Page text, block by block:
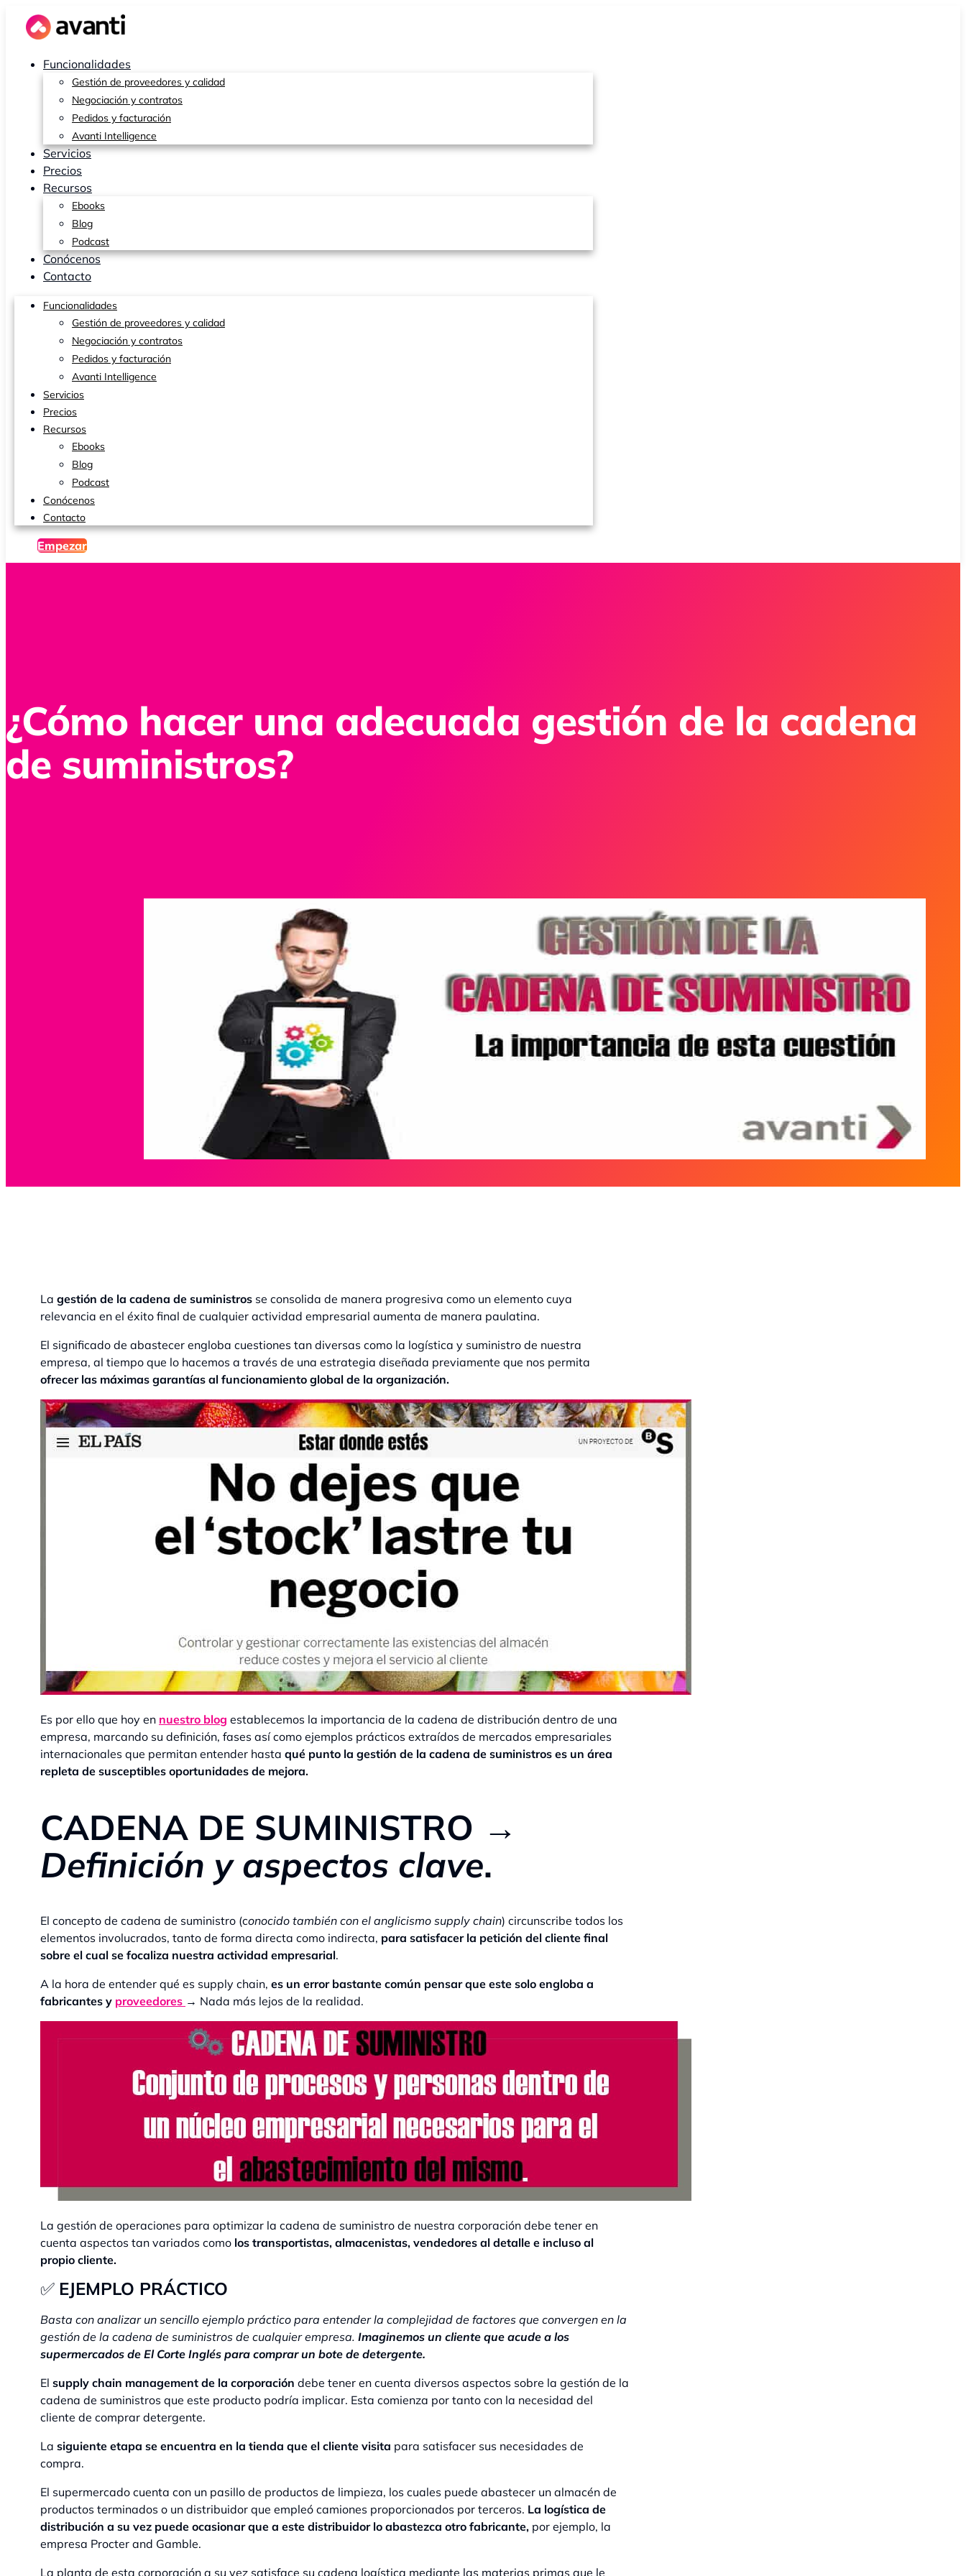
Funcionalidades
Gestión de proveedores y calidad
Negociación y contratos
Pedidos y facturación
Avanti Intelligence
Servicios
Precios
Recursos
Ebooks
Blog
Podcast
Conócenos
Contacto
Funcionalidades
Gestión de proveedores y calidad
Negociación y contratos
Pedidos y facturación
Avanti Intelligence
Servicios
Precios
Recursos
Ebooks
Blog
Podcast
Conócenos
Contacto
Empezar
¿Cómo hacer una adecuada gestión de la cadena
de suministros?
La gestión de la cadena de suministros se consolida de manera progresiva como un elemento cuya
relevancia en el éxito final de cualquier actividad empresarial aumenta de manera paulatina.
El significado de abastecer engloba cuestiones tan diversas como la logística y suministro de nuestra
empresa, al tiempo que lo hacemos a través de una estrategia diseñada previamente que nos permita
ofrecer las máximas garantías al funcionamiento global de la organización.
Es por ello que hoy en nuestro blog establecemos la importancia de la cadena de distribución dentro de una
empresa, marcando su definición, fases así como ejemplos prácticos extraídos de mercados empresariales
internacionales que permitan entender hasta qué punto la gestión de la cadena de suministros es un área
repleta de susceptibles oportunidades de mejora.
CADENA DE SUMINISTRO →
Definición y aspectos clave.
El concepto de cadena de suministro (conocido también con el anglicismo supply chain) circunscribe todos los
elementos involucrados, tanto de forma directa como indirecta, para satisfacer la petición del cliente final
sobre el cual se focaliza nuestra actividad empresarial.
A la hora de entender qué es supply chain, es un error bastante común pensar que este solo engloba a
fabricantes y proveedores → Nada más lejos de la realidad.
La gestión de operaciones para optimizar la cadena de suministro de nuestra corporación debe tener en
cuenta aspectos tan variados como los transportistas, almacenistas, vendedores al detalle e incluso al
propio cliente.
✅ EJEMPLO PRÁCTICO
Basta con analizar un sencillo ejemplo práctico para entender la complejidad de factores que convergen en la
gestión de la cadena de suministros de cualquier empresa. Imaginemos un cliente que acude a los
supermercados de El Corte Inglés para comprar un bote de detergente.
El supply chain management de la corporación debe tener en cuenta diversos aspectos sobre la gestión de la
cadena de suministros que este producto podría implicar. Esta comienza por tanto con la necesidad del
cliente de comprar detergente.
La siguiente etapa se encuentra en la tienda que el cliente visita para satisfacer sus necesidades de
compra.
El supermercado cuenta con un pasillo de productos de limpieza, los cuales puede abastecer un almacén de
productos terminados o un distribuidor que empleó camiones proporcionados por terceros. La logística de
distribución a su vez puede ocasionar que a este distribuidor lo abastezca otro fabricante, por ejemplo, la
empresa Procter and Gamble.
La planta de esta corporación a su vez satisface su cadena logística mediante las materias primas que le